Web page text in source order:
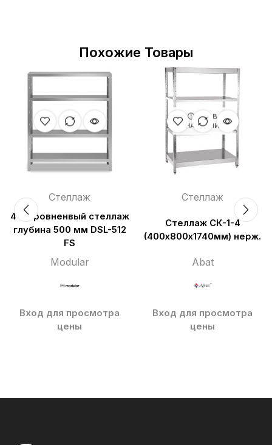
Похожие Товары
Стеллаж
4-х уровненвый стеллаж
глубина 500 мм DSL-512
FS
Modular
Вход для просмотра
цены
НЕТ В
НАЛИЧИИ
Стеллаж
Стеллаж СК-1-4
(400х800х1740мм) нерж.
Abat
Вход для просмотра
цены